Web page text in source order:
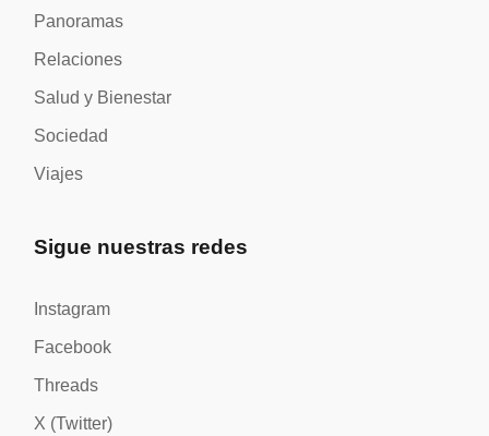
Panoramas
Relaciones
Salud y Bienestar
Sociedad
Viajes
Sigue nuestras redes
Instagram
Facebook
Threads
X (Twitter)